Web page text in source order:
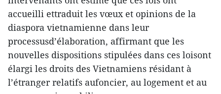
accueilli ettraduit les vœux et opinions de la
diaspora vietnamienne dans leur
processusd’élaboration, affirmant que les
nouvelles dispositions stipulées dans ces loisont
élargi les droits des Vietnamiens résidant à
l’étranger relatifs aufoncier, au logement et au